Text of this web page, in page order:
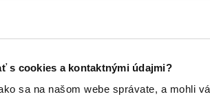
s cookies a kontaktnými údajmi?
sa na našom webe správate, a mohli